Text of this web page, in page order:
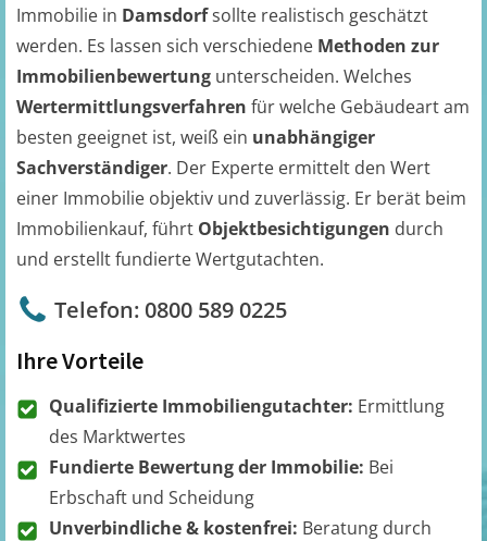
Immobilie in Damsdorfsollte realistisch geschätzt
werden. Es lassen sich verschiedene Methoden zur
Immobilienbewertung unterscheiden. Welches
Wertermittlungsverfahren für welche Gebäudeart am
besten geeignet ist, weiß ein unabhängiger
Sachverständiger. Der Experte ermittelt den Wert
einer Immobilie objektiv und zuverlässig. Er berät beim
Immobilienkauf, führt Objektbesichtigungen durch
und erstellt fundierte Wertgutachten.
Telefon: 0800 589 0225
Ihre Vorteile
Qualifizierte Immobiliengutachter: Ermittlung
des Marktwertes
Fundierte Bewertung der Immobilie: Bei
Erbschaft und Scheidung
Unverbindliche & kostenfrei: Beratung durch